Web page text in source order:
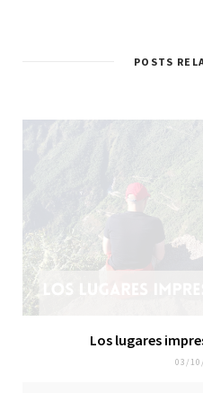
o
o
POSTS
Los lugares
03/